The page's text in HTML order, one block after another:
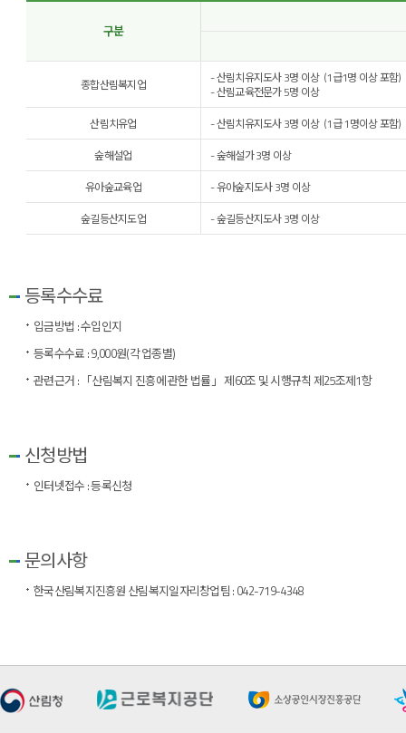
구분
종합산림복지업
- 산림치유지도사 3명 이상 (1급1명 이상 포함)
- 산림교육전문가 5명 이상
산림치유업
- 산림치유지도사 3명 이상 (1급 1명이상 포함)
숲해설업
- 숲해설가 3명 이상
유아숲교육업
- 유아숲지도사 3명 이상
숲길등산지도업
- 숲길등산지도사 3명 이상
등록수수료
입금방법 : 수입인지
등록수수료 : 9,000원(각 업종별)
관련근거 : 「산림복지 진흥에 관한 법률」 제60조 및 시행규칙 제25조제1항
신청방법
인터넷접수 :등록신청
문의사항
한국산림복지진흥원 산림복지일자리창업팀 : 042-719-4348